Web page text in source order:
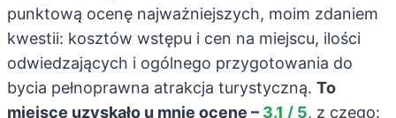
punktową ocenę najważniejszych, moim zdaniem
kwestii: kosztów wstępu i cen na miejscu, ilości
odwiedzających i ogólnego przygotowania do
bycia pełnoprawna atrakcja turystyczną. To
miejsce uzyskało u mnie ocenę – 3.1 / 5, z czego: